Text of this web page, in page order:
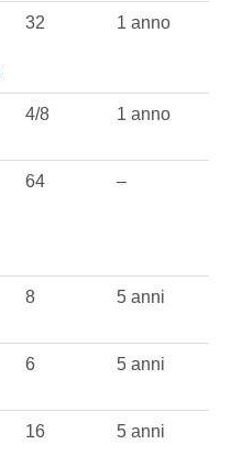
32 1 anno
4/8 1 anno
64 –
8 5 anni
6 5 anni
16 5 anni